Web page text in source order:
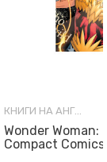
КНИГИ НА АНГЛИСКИ ЈАЗИК
Wonder Woman:
Compact